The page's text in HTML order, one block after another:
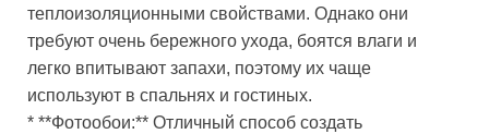
теплоизоляционными свойствами. Однако они
требуют очень бережного ухода, боятся влаги и
легко впитывают запахи, поэтому их чаще
используют в спальнях и гостиных.
* **Фотообои:** Отличный способ создать